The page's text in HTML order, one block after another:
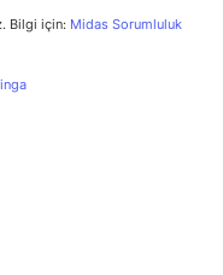
Bilgi için: Midas Sorumluluk